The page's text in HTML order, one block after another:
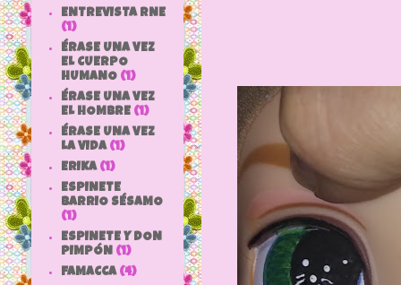
ENTREVISTA RNE
(1)
ÉRASE UNA VEZ
EL CUERPO
HUMANO (1)
ÉRASE UNA VEZ
EL HOMBRE (1)
ÉRASE UNA VEZ
LA VIDA (1)
ERIKA (1)
ESPINETE
BARRIO SÉSAMO
(1)
ESPINETE Y DON
PIMPÓN (1)
FAMACCA (4)